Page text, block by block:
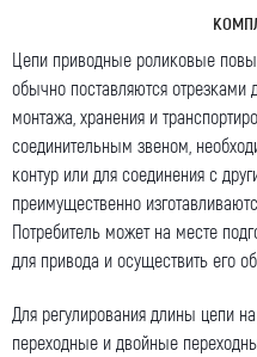
Цепи приводные роликовые
обычно поставляются отрезками
монтажа, хранения и
соединительным звеном,
контур или для соединения с
преимущественно
Потребитель может на месте
для привода и осуществить его
Для регулирования длины цепи
переходные и двойные
Как к Вам